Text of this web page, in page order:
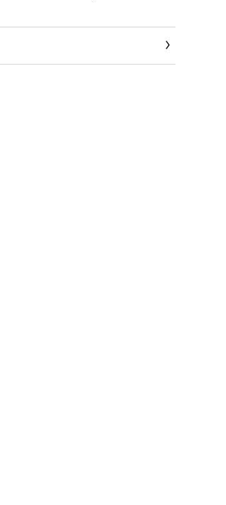
a una formula arricchita da
sublima le unghie con i suoi colori